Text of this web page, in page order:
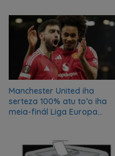
Manchester United iha
serteza 100% atu to’o iha
meia-finál Liga Europa